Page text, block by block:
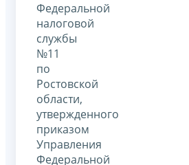
Федеральной
налоговой
службы
№11
по
Ростовской
области,
утвержденного
приказом
Управления
Федеральной